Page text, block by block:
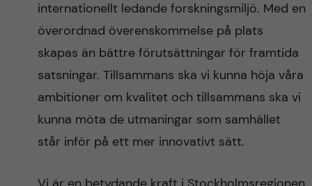
internationellt ledande forskningsmiljö. Med en
överordnad överenskommelse på plats
skapas än bättre förutsättningar för framtida
satsningar. Tillsammans ska vi kunna höja våra
ambitioner om kvalitet och tillsammans ska vi
kunna möta de utmaningar som samhället
står inför på ett mer innovativt sätt.